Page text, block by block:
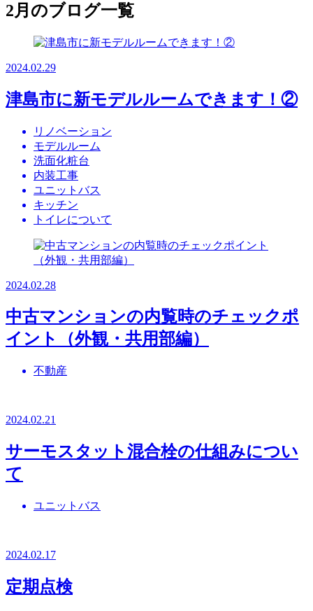
2月のブログ一覧
2024.02.29
津島市に新モデルルームできます！②
リノベーション
モデルルーム
洗面化粧台
内装工事
ユニットバス
キッチン
トイレについて
2024.02.28
中古マンションの内覧時のチェックポ
イント（外観・共用部編）
不動産
2024.02.21
サーモスタット混合栓の仕組みについ
て
ユニットバス
2024.02.17
定期点検